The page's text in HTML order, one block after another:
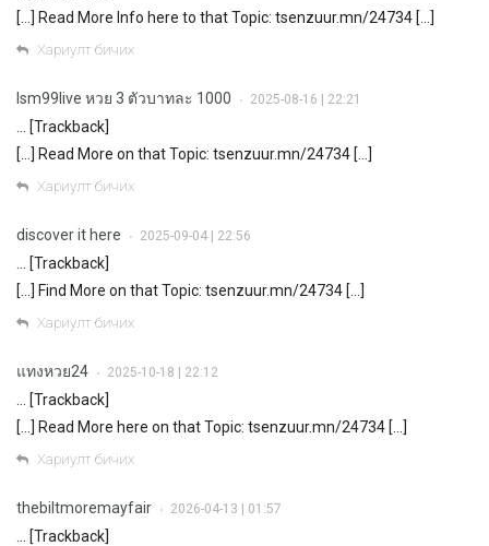
[…] Read More Info here to that Topic: tsenzuur.mn/24734 […]
Хариулт бичих
lsm99live หวย 3 ตัวบาทละ 1000 • 2025-08-16 | 22:21
… [Trackback]
[…] Read More on that Topic: tsenzuur.mn/24734 […]
Хариулт бичих
discover it here • 2025-09-04 | 22:56
… [Trackback]
[…] Find More on that Topic: tsenzuur.mn/24734 […]
Хариулт бичих
แทงหวย24 • 2025-10-18 | 22:12
… [Trackback]
[…] Read More here on that Topic: tsenzuur.mn/24734 […]
Хариулт бичих
thebiltmoremayfair • 2026-04-13 | 01:57
… [Trackback]